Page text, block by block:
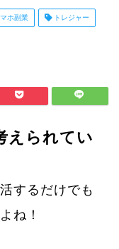
ホ副業 トレジャー
えられてい
するだけでも
ね！